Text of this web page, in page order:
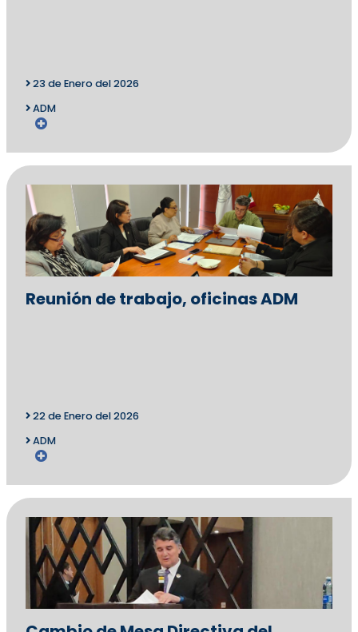
23 de Enero del 2026
ADM
Reunión de trabajo, oficinas ADM
22 de Enero del 2026
ADM